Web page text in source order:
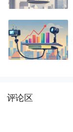
评论区